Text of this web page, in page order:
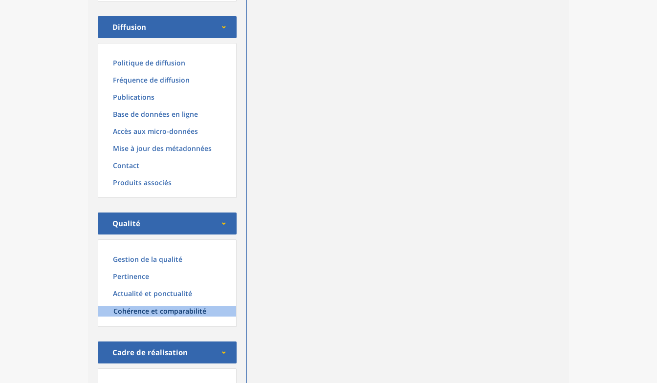
Diffusion
Politique de diffusion
Fréquence de diffusion
Publications
Base de données en ligne
Accès aux micro-données
Mise à jour des métadonnées
Contact
Produits associés
Qualité
Gestion de la qualité
Pertinence
Actualité et ponctualité
Cohérence et comparabilité
Cadre de réalisation